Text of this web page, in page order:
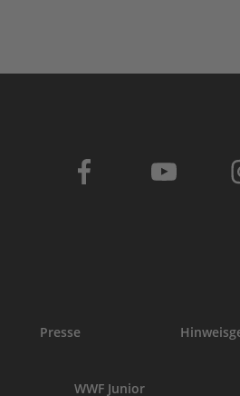
Presse
WWF Junior